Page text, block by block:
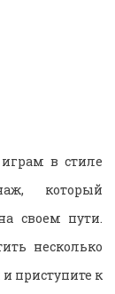
в стиле
который
своем пути.
несколько
приступите к